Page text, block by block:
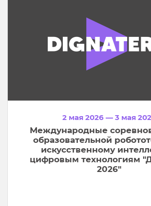
2 мая 2026 — 3 мая
Международные
образовательной
искусственному
цифровым технологиям
2026"